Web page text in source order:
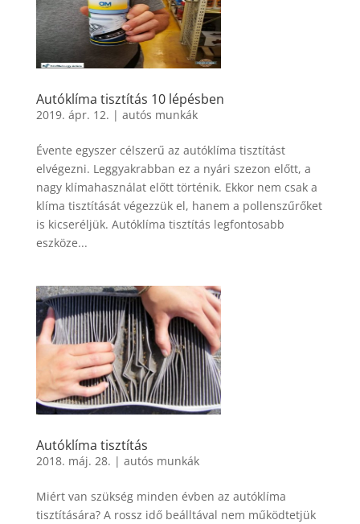
Autóklíma tisztítás 10 lépésben
2019. ápr. 12. | autós munkák
Évente egyszer célszerű az autóklíma tisztítást
elvégezni. Leggyakrabban ez a nyári szezon előtt, a
nagy klímahasználat előtt történik. Ekkor nem csak a
klíma tisztítását végezzük el, hanem a pollenszűrőket
is kicseréljük. Autóklíma tisztítás legfontosabb
eszköze...
Autóklíma tisztítás
2018. máj. 28. | autós munkák
Miért van szükség minden évben az autóklíma
tisztítására? A rossz idő beálltával nem működtetjük